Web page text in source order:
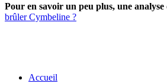
Pour en savoir un peu plus, une analyse
brûler Cymbeline ?
Accueil